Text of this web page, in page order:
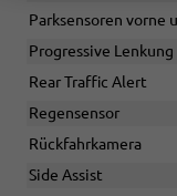
Parksensoren vorne
Progressive Lenkung
Rear Traffic Alert
Regensensor
Rückfahrkamera
Side Assist